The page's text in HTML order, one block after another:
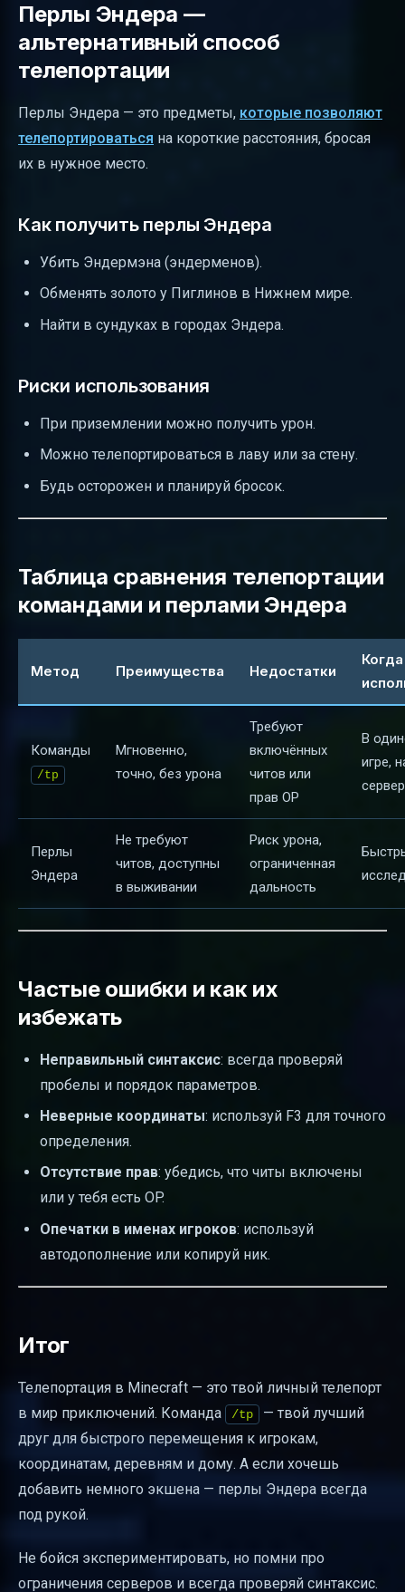
Перлы Эндера —
альтернативный способ
телепортации
Перлы Эндера — это предметы, которые позволяют
телепортироваться на короткие расстояния, бросая
их в нужное место.
Как получить перлы Эндера
Убить Эндермэна (эндерменов).
Обменять золото у Пиглинов в Нижнем мире.
Найти в сундуках в городах Эндера.
Риски использования
При приземлении можно получить урон.
Можно телепортироваться в лаву или за стену.
Будь осторожен и планируй бросок.
Таблица сравнения телепортации
командами и перлами Эндера
Метод Преимущества Недостатки
Когда
Команды
/tp
Мгновенно,
точно, без урона
Требуют
включённых
читов или
прав OP
В
игре,
Перлы
Эндера
Не требуют
читов, доступны
в выживании
Риск урона,
ограниченная
дальность
Частые ошибки и как их
избежать
Неправильный синтаксис: всегда проверяй
пробелы и порядок параметров.
Неверные координаты: используй F3 для точного
определения.
Отсутствие прав: убедись, что читы включены
или у тебя есть OP.
Опечатки в именах игроков: используй
автодополнение или копируй ник.
Итог
Телепортация в Minecraft — это твой личный телепорт
в мир приключений. Команда
/tp
— твой лучший
друг для быстрого перемещения к игрокам,
координатам, деревням и дому. А если хочешь
добавить немного экшена — перлы Эндера всегда
под рукой.
Не бойся экспериментировать, но помни про
ограничения серверов и всегда проверяй синтаксис.